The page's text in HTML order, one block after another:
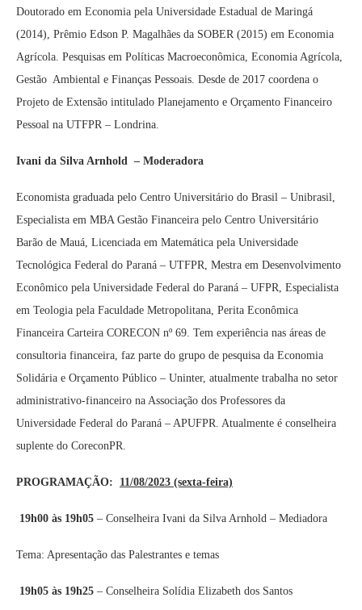
Doutorado em Economia pela Universidade Estadual de Maringá
(2014), Prêmio Edson P. Magalhães da SOBER (2015) em Economia
Agrícola. Pesquisas em Políticas Macroeconômica, Economia Agrícola,
Gestão Ambiental e Finanças Pessoais. Desde de 2017 coordena o
Projeto de Extensão intitulado Planejamento e Orçamento Financeiro
Pessoal na UTFPR – Londrina.
Ivani da Silva Arnhold – Moderadora
Economista graduada pelo Centro Universitário do Brasil – Unibrasil,
Especialista em MBA Gestão Financeira pelo Centro Universitário
Barão de Mauá, Licenciada em Matemática pela Universidade
Tecnológica Federal do Paraná – UTFPR, Mestra em Desenvolvimento
Econômico pela Universidade Federal do Paraná – UFPR, Especialista
em Teologia pela Faculdade Metropolitana, Perita Econômica
Financeira Carteira CORECON nº 69. Tem experiência nas áreas de
consultoria financeira, faz parte do grupo de pesquisa da Economia
Solidária e Orçamento Público – Uninter, atualmente trabalha no setor
administrativo-financeiro na Associação dos Professores da
Universidade Federal do Paraná – APUFPR. Atualmente é conselheira
suplente do CoreconPR.
PROGRAMAÇÃO: 11/08/2023 (sexta-feira)
19h00 às 19h05 – Conselheira Ivani da Silva Arnhold – Mediadora
Tema: Apresentação das Palestrantes e temas
19h05 às 19h25 – Conselheira Solídia Elizabeth dos Santos